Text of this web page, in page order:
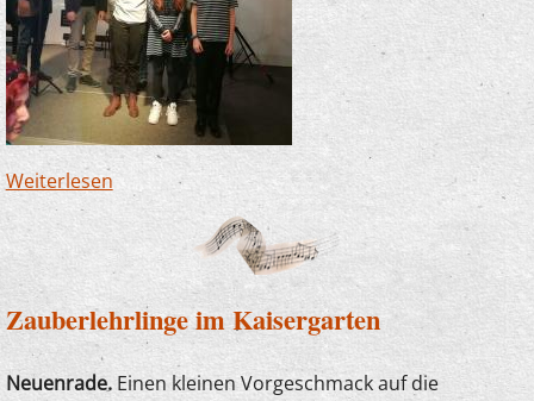
Weiterlesen über Junge Komponistin erhält Auszeichnung
Zauberlehrlinge im Kaisergarten
Neuenrade.Einen kleinen Vorgeschmack auf die